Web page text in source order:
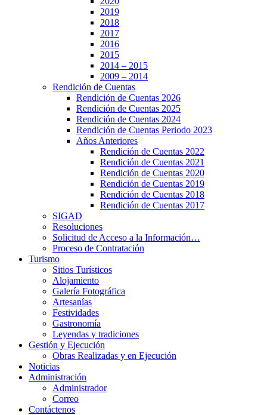
2019
2018
2017
2016
2015
2014 – 2015
2009 – 2014
Rendición de Cuentas
Rendición de Cuentas 2026
Rendición de Cuentas 2025
Rendición de Cuentas 2024
Rendición de Cuentas Periodo 2023
Años Anteriores
Rendición de Cuentas 2022
Rendición de Cuentas 2021
Rendición de Cuentas 2020
Rendición de Cuentas 2019
Rendición de Cuentas 2018
Rendición de Cuentas 2017
SIGAD
Resoluciones
Solicitud de Acceso a la Información…
Proceso de Contratación
Turismo
Sitios Turísticos
Alojamiento
Galería Fotográfica
Artesanías
Festividades
Gastronomía
Leyendas y tradiciones
Gestión y Ejecución
Obras Realizadas y en Ejecución
Noticias
Administración
Administrador
Correo
Contáctenos